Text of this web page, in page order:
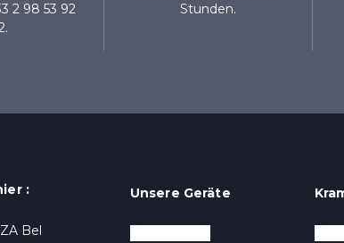
2 98 53 92
Stunden.
:
Bel
Unsere Geräte